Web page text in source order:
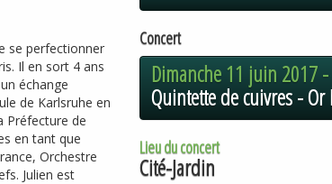
se perfectionner
Il en sort 4 ans
échange
de Karlsruhe en
Préfecture de
en tant que
Orchestre
Julien est
Concert
Dimanche 11 juin 2017 -
Quintette de cuivres - Or
Lieu du concert
Cité-Jardin